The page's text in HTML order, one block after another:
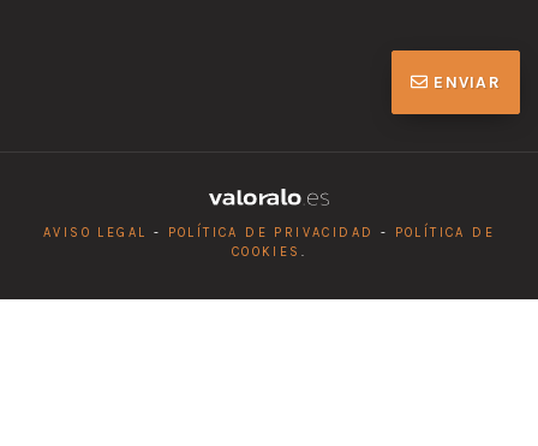
ENVIAR
AVISO LEGAL - POLÍTICA DE PRIVACIDAD -
POLÍTICA DE
COOKIES .